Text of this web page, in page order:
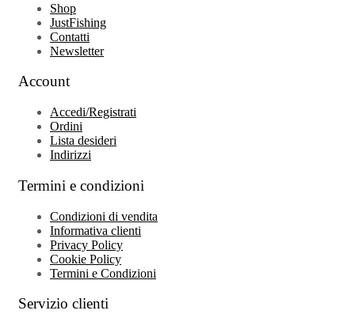
Shop
JustFishing
Contatti
Newsletter
Account
Accedi/Registrati
Ordini
Lista desideri
Indirizzi
Termini e condizioni
Condizioni di vendita
Informativa clienti
Privacy Policy
Cookie Policy
Termini e Condizioni
Servizio clienti